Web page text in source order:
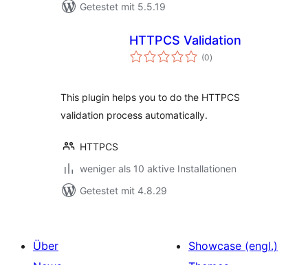
Getestet mit 5.5.19
HTTPCS Validation
(0Bewertungen
insgesamt
)
This plugin helps you to do the HTTPCS
validation process automatically.
HTTPCS
weniger als 10 aktive Installationen
Getestet mit 4.8.29
Über
Showcase (engl.)